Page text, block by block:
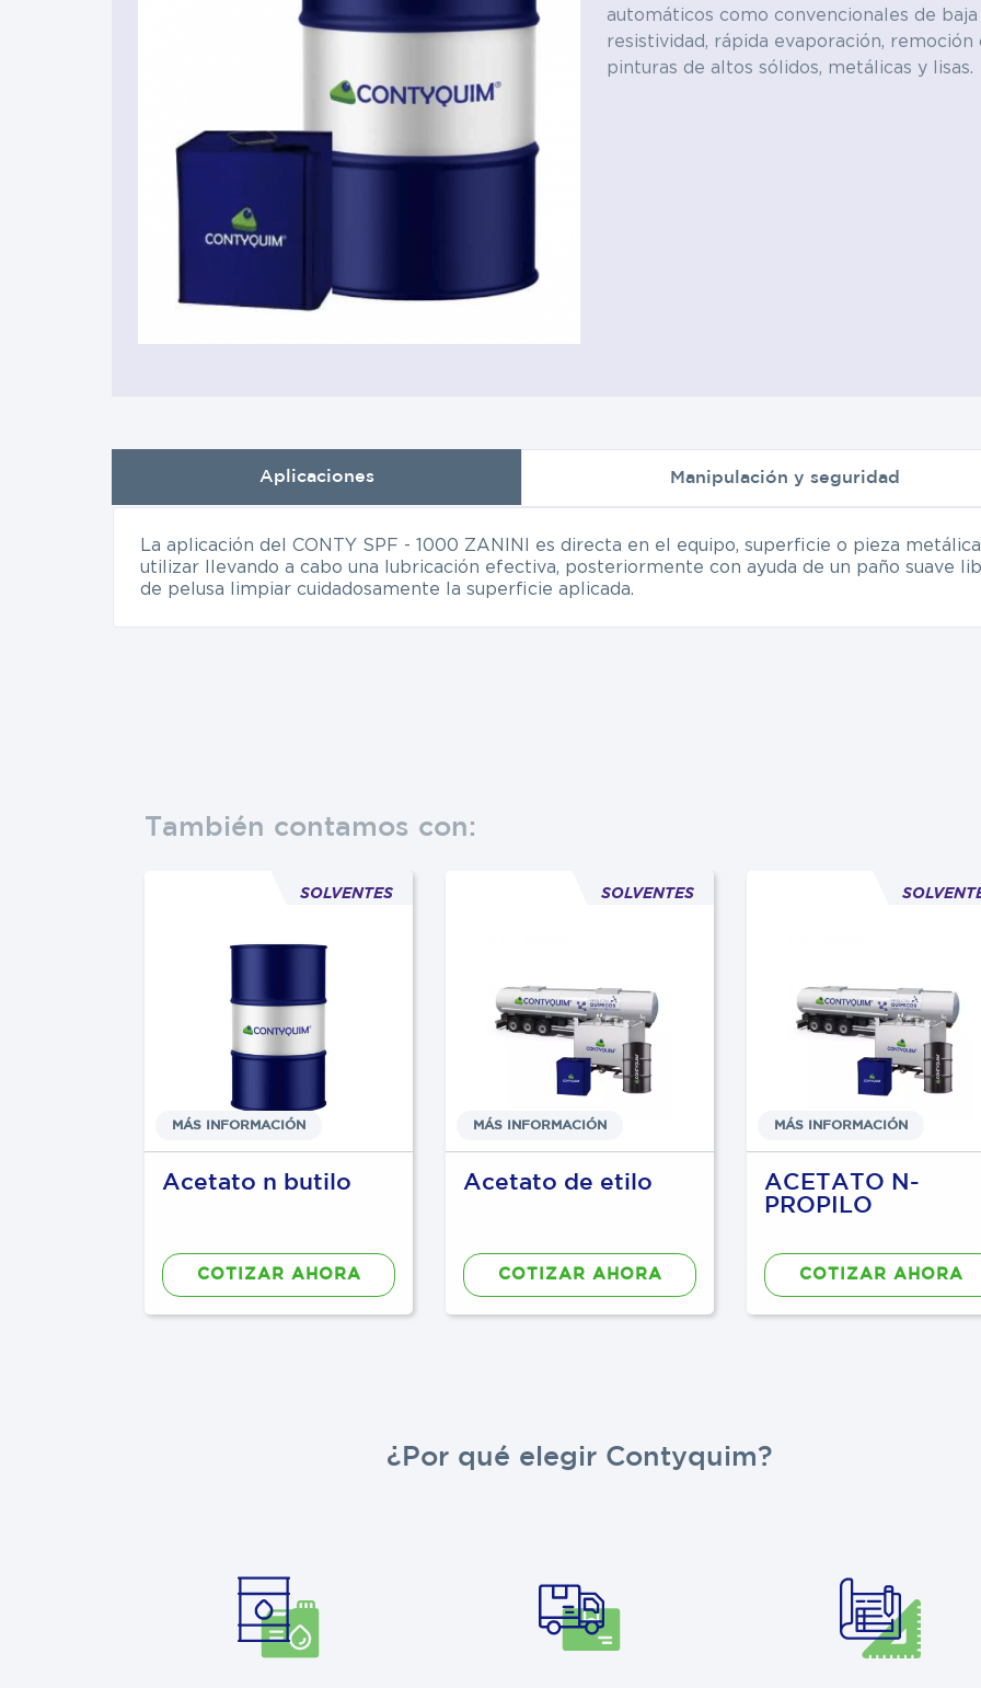
Textil
automáticos como convencionales de baja
resistividad, rápida evaporación, remoción
pinturas de altos sólidos, metálicas y lisas.
Aplicaciones Manipulación y seguridad
La aplicación del CONTY SPF - 1000 ZANINI es directa en el equipo, superficie o pieza
utilizar llevando a cabo una lubricación efectiva, posteriormente con ayuda de un paño suave
de pelusa limpiar cuidadosamente la superficie aplicada.
También contamos con:
SOLVENTES
MÁS INFORMACIÓN
Acetato n butilo
COTIZAR AHORA
SOLVENTES
MÁS INFORMACIÓN
Acetato de etilo
COTIZAR AHORA
MÁS INFORMACIÓN
ACETATO N-
PROPILO
COTIZAR AHORA
¿Por qué elegir Contyquim?